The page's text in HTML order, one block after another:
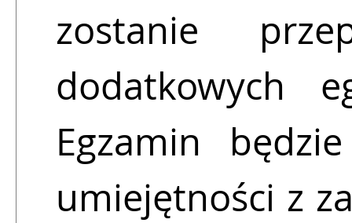
zostanie
dodatkowych
Egzamin
umiejętności z